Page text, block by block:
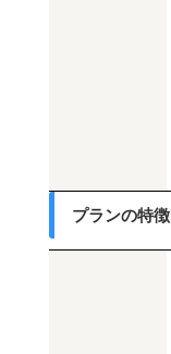
プランの特徴